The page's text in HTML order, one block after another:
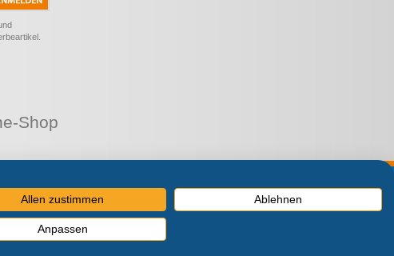
Shop
zzgl. MwSt.
Allen zustimmen Ablehnen
Anpassen